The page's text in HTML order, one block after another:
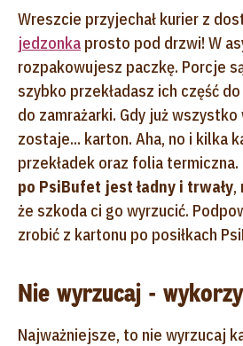
Wreszcie przyjechał kurier z
jedzonka prosto pod drzwi! W
rozpakowujesz paczkę. Porcje
szybko przekładasz ich część
do zamrażarki. Gdy już
zostaje... karton. Aha, no i kilka
przekładek oraz folia termiczna.
po PsiBufet jest ładny i trwały,
że szkoda ci go wyrzucić.
zrobić z kartonu po posiłkach
Nie wyrzucaj -
Najważniejsze, to nie wyrzucaj